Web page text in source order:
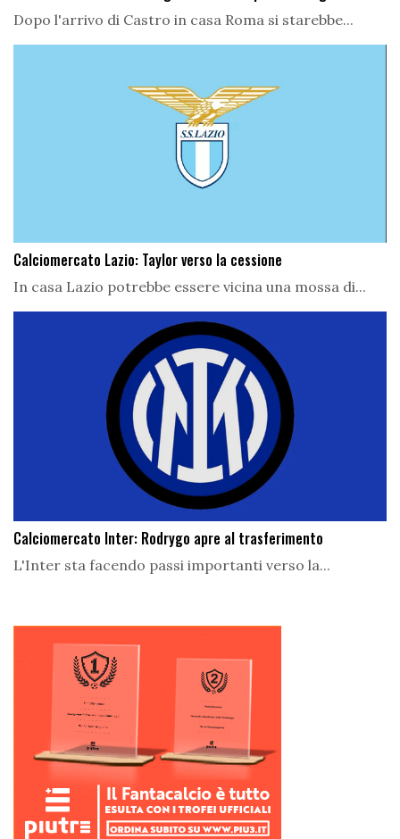
Dopo l'arrivo di Castro in casa Roma si starebbe...
Calciomercato Lazio: Taylor verso la cessione
In casa Lazio potrebbe essere vicina una mossa di...
Calciomercato Inter: Rodrygo apre al trasferimento
L'Inter sta facendo passi importanti verso la...